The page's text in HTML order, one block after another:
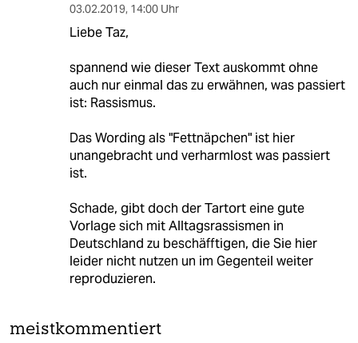
03.02.2019, 14:00 Uhr
Liebe Taz,
spannend wie dieser Text auskommt ohne
auch nur einmal das zu erwähnen, was passiert
ist: Rassismus.
Das Wording als "Fettnäpchen" ist hier
unangebracht und verharmlost was passiert
ist.
Schade, gibt doch der Tartort eine gute
Vorlage sich mit Alltagsrassismen in
Deutschland zu beschäfftigen, die Sie hier
leider nicht nutzen un im Gegenteil weiter
reproduzieren.
meistkommentiert